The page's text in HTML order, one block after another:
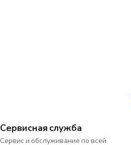
Сервисная служба
Сервис и обслуживание по всей